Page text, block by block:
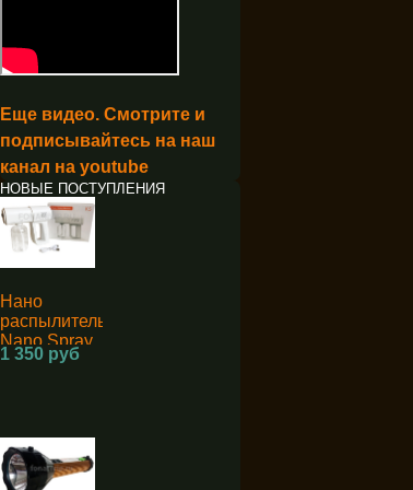
Еще видео. Смотрите и
подписывайтесь на наш
канал на youtube
НОВЫЕ ПОСТУПЛЕНИЯ
Нано
распылитель
Nano Spray
Machine K5
1 350 руб